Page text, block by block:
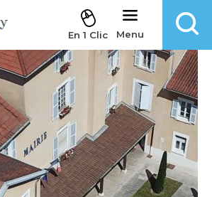
En 1 Clic Menu